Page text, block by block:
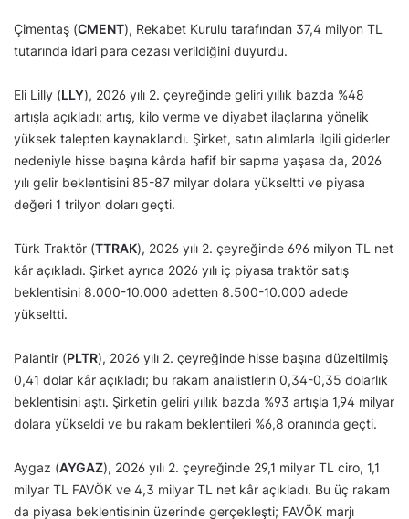
Çimentaş (CMENT), Rekabet Kurulu tarafından 37,4 milyon TL
tutarında idari para cezası verildiğini duyurdu.
Eli Lilly (LLY), 2026 yılı 2. çeyreğinde geliri yıllık bazda %48
artışla açıkladı; artış, kilo verme ve diyabet ilaçlarına yönelik
yüksek talepten kaynaklandı. Şirket, satın alımlarla ilgili giderler
nedeniyle hisse başına kârda hafif bir sapma yaşasa da, 2026
yılı gelir beklentisini 85-87 milyar dolara yükseltti ve piyasa
değeri 1 trilyon doları geçti.
Türk Traktör (TTRAK), 2026 yılı 2. çeyreğinde 696 milyon TL net
kâr açıkladı. Şirket ayrıca 2026 yılı iç piyasa traktör satış
beklentisini 8.000-10.000 adetten 8.500-10.000 adede
yükseltti.
Palantir (PLTR), 2026 yılı 2. çeyreğinde hisse başına düzeltilmiş
0,41 dolar kâr açıkladı; bu rakam analistlerin 0,34-0,35 dolarlık
beklentisini aştı. Şirketin geliri yıllık bazda %93 artışla 1,94 milyar
dolara yükseldi ve bu rakam beklentileri %6,8 oranında geçti.
Aygaz (AYGAZ), 2026 yılı 2. çeyreğinde 29,1 milyar TL ciro, 1,1
milyar TL FAVÖK ve 4,3 milyar TL net kâr açıkladı. Bu üç rakam
da piyasa beklentisinin üzerinde gerçekleşti; FAVÖK marjı